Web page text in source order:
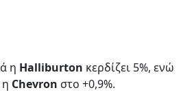
η Halliburton κερδίζει 5%, ενώ
Chevron στο +0,9%.